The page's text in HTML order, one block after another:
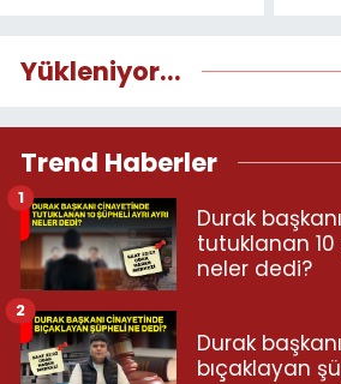
Yükleniyor...
Trend Haberler
Durak
tutuklanan 10
neler dedi?
1
Durak
bıçaklayan
2